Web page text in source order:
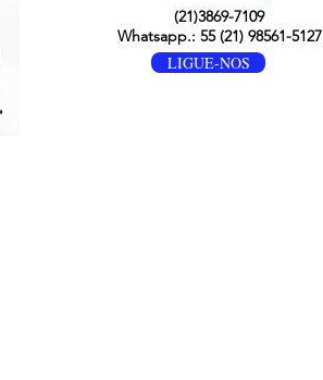
(21)3869-7109
Whatsapp.: 55 (21) 98561-5127
LIGUE-NOS